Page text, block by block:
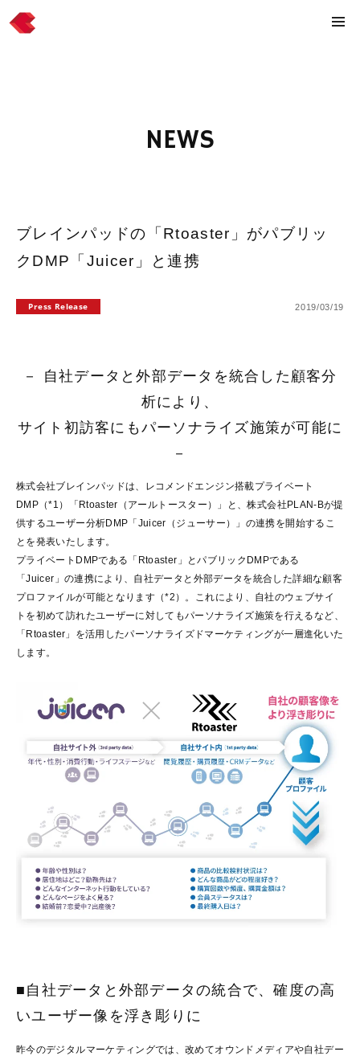
NEWS
ブレインパッドの「Rtoaster」がパブリッ
クDMP「Juicer」と連携
2019/03/19
Press Release
－ 自社データと外部データを統合した顧客分
析により、
サイト初訪客にもパーソナライズ施策が可能に
－
株式会社ブレインパッドは、レコメンドエンジン搭載プライベート
DMP（*1）「Rtoaster（アールトースター）」と、株式会社PLAN-Bが提
供するユーザー分析DMP「Juicer（ジューサー）」の連携を開始するこ
とを発表いたします。
プライベートDMPである「Rtoaster」とパブリックDMPである
「Juicer」の連携により、自社データと外部データを統合した詳細な顧客
プロファイルが可能となります（*2）。これにより、自社のウェブサイ
トを初めて訪れたユーザーに対してもパーソナライズ施策を行えるなど、
「Rtoaster」を活用したパーソナライズドマーケティングが一層進化いた
します。
■自社データと外部データの統合で、確度の高
いユーザー像を浮き彫りに
昨今のデジタルマーケティングでは、改めてオウンドメディアや自社デー